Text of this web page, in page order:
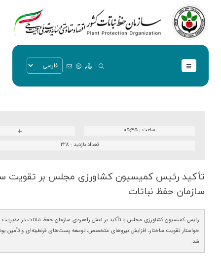
ساعت : ۰۵:۴۵
تعداد بازدید : 228
تأكید رئیس كمیسیون كشاورزی مجلس بر تقویت
سازمان حفظ نباتات
رئیس کمیسیون کشاورزی مجلس با تأکید بر نقش راهبردی سازمان حفظ نباتات در مدیریت
خواستار تقویت ساختار، افزایش نیروهای متخصص، توسعه پست‌های قرنطینه‌ای و تأمین
شد.